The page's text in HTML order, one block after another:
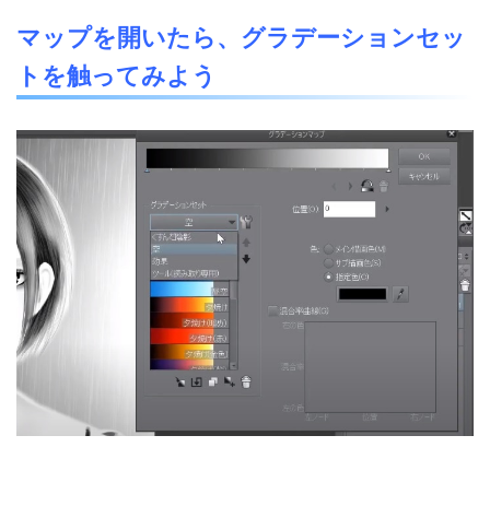
マップを開いたら、グラデーションセッ
トを触ってみよう